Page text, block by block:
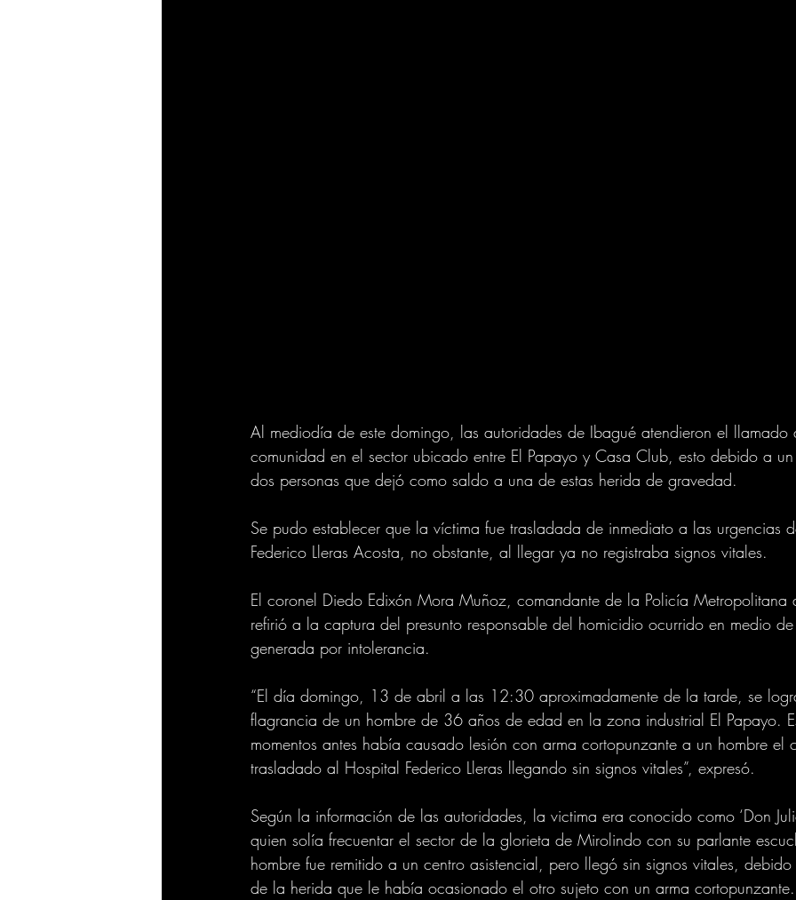
Al mediodía de este domingo, las autoridades de Ibagué atendieron el llamado
comunidad en el sector ubicado entre El Papayo y Casa Club, esto debido a
dos personas que dejó como saldo a una de estas herida de gravedad.
Se pudo establecer que la víctima fue trasladada de inmediato a las urgencias
Federico Lleras Acosta, no obstante, al llegar ya no registraba signos vitales.
El coronel Diedo Edixón Mora Muñoz, comandante de la Policía Metropolitana
refirió a la captura del presunto responsable del homicidio ocurrido en medio
generada por intolerancia.
“El día domingo, 13 de abril a las 12:30 aproximadamente de la tarde, se
flagrancia de un hombre de 36 años de edad en la zona industrial El Papayo.
momentos antes había causado lesión con arma cortopunzante a un hombre el
trasladado al Hospital Federico Lleras llegando sin signos vitales”, expresó.
Según la información de las autoridades, la victima era conocido como ‘Don
quien solía frecuentar el sector de la glorieta de Mirolindo con su parlante
hombre fue remitido a un centro asistencial, pero llegó sin signos vitales,
de la herida que le había ocasionado el otro sujeto con un arma cortopunzante.